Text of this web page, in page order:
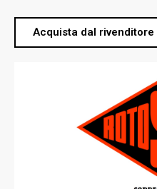
Acquista dal rivenditore